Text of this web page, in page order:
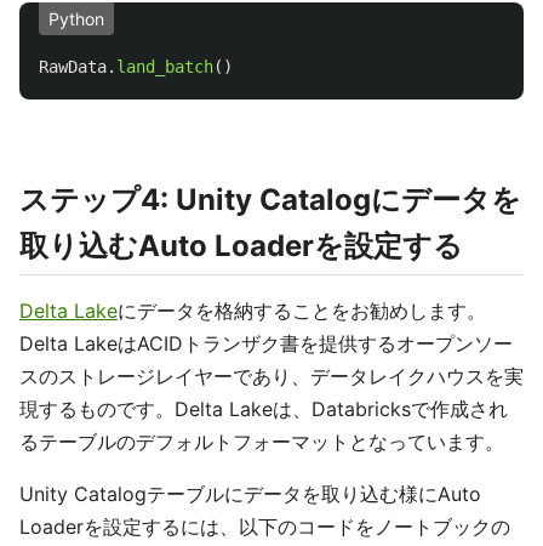
Python
RawData. land_batch()
ステップ4: Unity Catalogにデータを
取り込むAuto Loaderを設定する
Delta Lakeにデータを格納することをお勧めします。
Delta LakeはACIDトランザク書を提供するオープンソー
スのストレージレイヤーであり、データレイクハウスを実
現するものです。Delta Lakeは、Databricksで作成され
るテーブルのデフォルトフォーマットとなっています。
Unity Catalogテーブルにデータを取り込む様にAuto
Loaderを設定するには、以下のコードをノートブックの